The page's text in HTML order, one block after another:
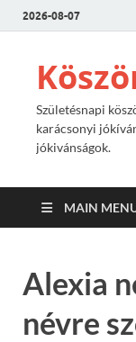
2026-08-07
Születésnapi
karácsonyi
jókivánságok.
MAIN
Alexia
névre